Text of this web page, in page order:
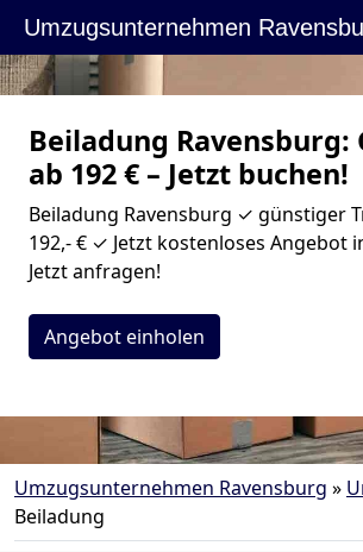
Umzugsunternehmen
Beiladung Ravensburg:
ab 192 € – Jetzt buchen!
Beiladung Ravensburg ✓ günstiger
192,- € ✓ Jetzt kostenloses Angebot
Jetzt anfragen!
Angebot einholen
Umzugsunternehmen Ravensburg »
Beiladung